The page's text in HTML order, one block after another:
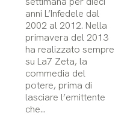
anni L’Infedele dal
2002 al 2012. Nella
primavera del 2013
ha realizzato sempre
su La7 Zeta, la
commedia del
potere, prima di
lasciare l’emittente
che…